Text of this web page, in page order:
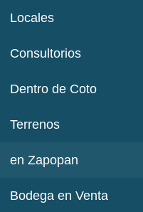
Locales
Consultorios
Dentro de Coto
Terrenos
en Zapopan
Bodega en Venta